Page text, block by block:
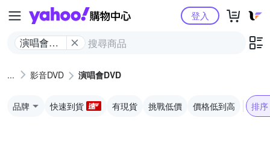
Yahoo購物中心
演唱會
登入
影音DVD 演唱會DVD
品牌 快速到貨 有現貨 挑戰低價 價格低到高 排序